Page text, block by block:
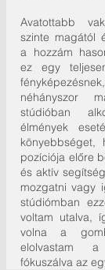
Avatottabb
szinte magától
a hozzám
ez egy
néhányszor
stúdióban
élmények
pozíciója előre
és aktív
mozgatni vagy
stúdiómban
voltam utalva,
volna a
elolvastam
fókuszálva az